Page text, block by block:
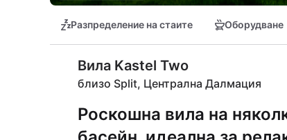
Разпределение на стаите Оборудване
Вила Kastel Two
близо Split, Централна Далмация
Роскошна вила на